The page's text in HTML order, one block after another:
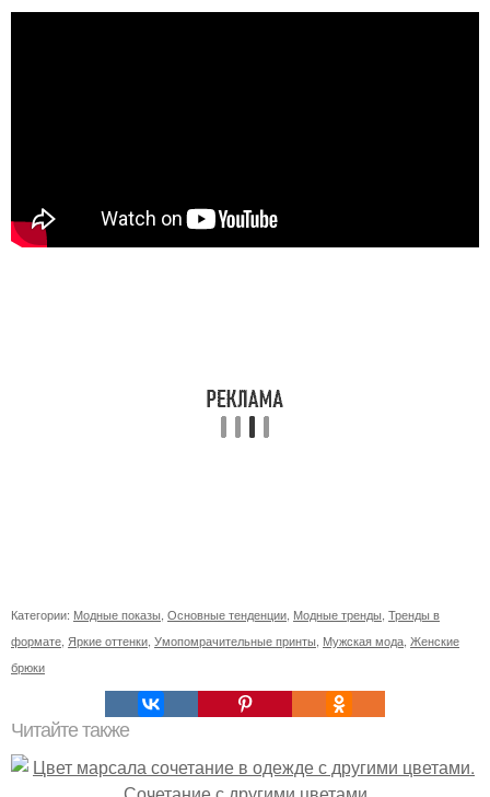
Категории: Модные показы Основные тенденции Модные тренды Тренды в
формате Яркие оттенки Умопомрачительные принты Мужская мода Женские
брюки
Читайте также